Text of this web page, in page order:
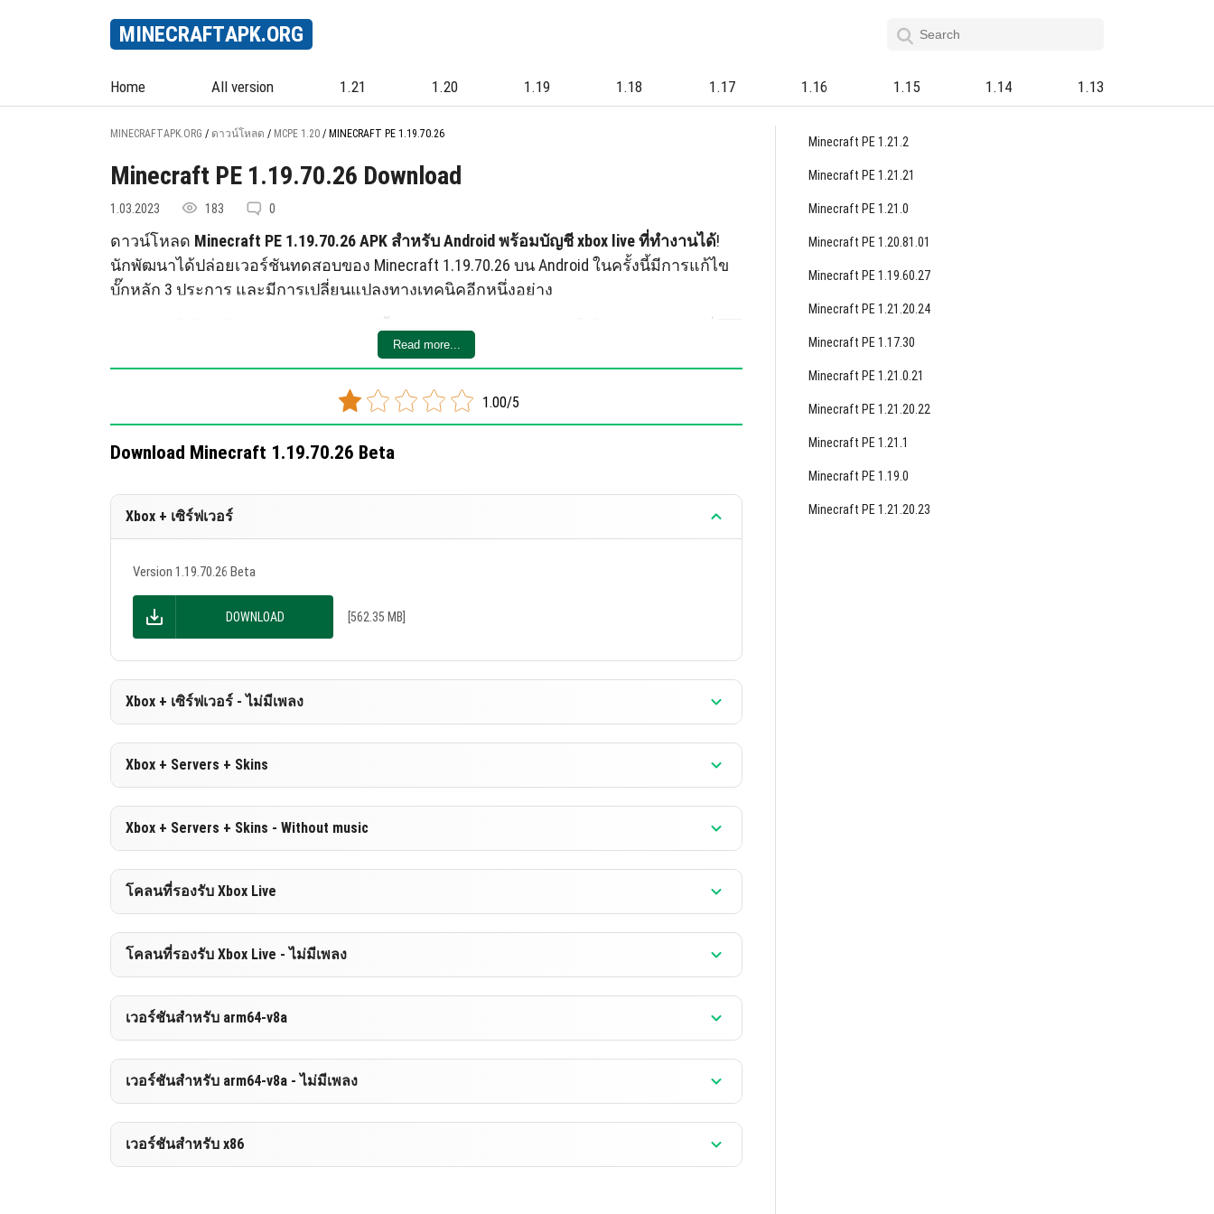
MINECRAFTAPK.ORG
Home All version 1.21 1.20 1.19 1.18 1.17 1.16 1.15 1.14 1.13
MINECRAFTAPK.ORG / ดาวน์โหลด / MCPE 1.20 / MINECRAFT PE 1.19.70.26
Minecraft PE 1.19.70.26 Download
1.03.2023 183 0
ดาวน์โหลด Minecraft PE 1.19.70.26 APK สำหรับ Android พร้อมบัญชี xbox live ที่ทำงานได้!
นักพัฒนาได้ปล่อยเวอร์ชันทดสอบของ Minecraft 1.19.70.26 บน Android ในครั้งนี้มีการแก้ไข
บั๊กหลัก 3 ประการ และมีการเปลี่ยนแปลงทางเทคนิคอีกหนึ่งอย่าง
นักพัฒนาใส่ใจผู้ใช้ Minecraft ทุกคน ดังนั้นพวกเขาทำงานอย่างรวดเร็วในการแก้ปัญหาที่ผู้
เล่นพบในเวอร์ชันที่ปล่อยล่าสุดของเกม ในครั้งนี้การอัพเดตมีผลต่อบั๊ก 3 ประการสำคัญ
แก้บั๊กเกี่ยวกับความเสถียรของเกม
วัตถุไม่ลอยหลังจากถูกโยนออกจากน้ำ
การเปลี่ยนแปลงทางเทคนิค
Read more...
1.00/5
Download Minecraft 1.19.70.26 Beta
Xbox + เซิร์ฟเวอร์
Version 1.19.70.26 Beta
DOWNLOAD [562.35 MB]
Xbox + เซิร์ฟเวอร์ - ไม่มีเพลง
Version 1.19.70.26 Beta
Xbox + Servers + Skins
Version 1.19.70.26 Beta
Xbox + Servers + Skins - Without music
Version 1.19.70.26 Beta
โคลนที่รองรับ Xbox Live
Version 1.19.70.26 Beta
โคลนที่รองรับ Xbox Live - ไม่มีเพลง
Version 1.19.70.26 Beta
เวอร์ชันสำหรับ arm64-v8a
Version 1.19.70.26 Beta
เวอร์ชันสำหรับ arm64-v8a - ไม่มีเพลง
Version 1.19.70.26 Beta
เวอร์ชันสำหรับ x86
Minecraft PE 1.21.2
Minecraft PE 1.21.21
Minecraft PE 1.21.0
Minecraft PE 1.20.81.01
Minecraft PE 1.19.60.27
Minecraft PE 1.21.20.24
Minecraft PE 1.17.30
Minecraft PE 1.21.0.21
Minecraft PE 1.21.20.22
Minecraft PE 1.21.1
Minecraft PE 1.19.0
Minecraft PE 1.21.20.23